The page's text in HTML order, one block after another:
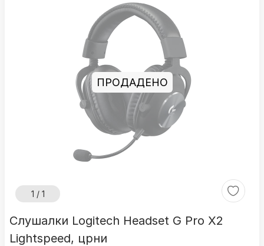
1 / 1
ПРОДАДЕНО
Слушалки Logitech Headset G Pro X2
Lightspeed, црни